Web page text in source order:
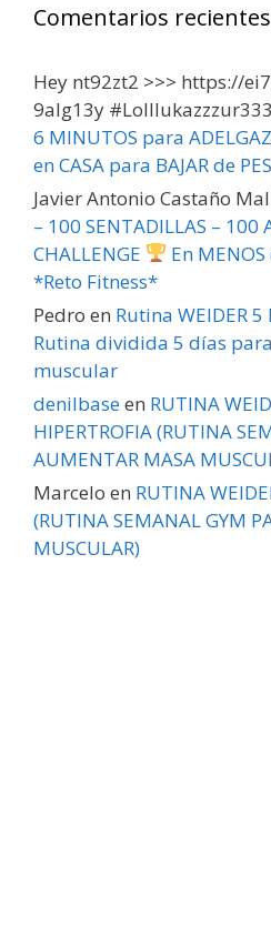
Comentarios recientes
Hey nt92zt2 >>> https://
9alg13y #Lolllukazzzur333
6 MINUTOS para
en CASA para BAJAR de
Javier Antonio Castaño
– 100 SENTADILLAS – 100
CHALLENGE
En
*Reto Fitness*
Pedro en Rutina WEIDER 5
Rutina dividida 5 días
muscular
denilbaseen RUTINA
HIPERTROFIA (RUTINA
AUMENTAR MASA
Marcelo en RUTINA
(RUTINA SEMANAL GYM
MUSCULAR)